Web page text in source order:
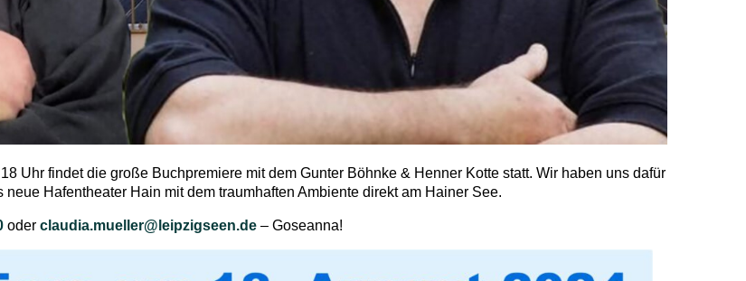
Uhr findet die große Buchpremiere mit dem Gunter Böhnke & Henner Kotte statt. Wir haben uns dafür
Hafentheater Hain mit dem traumhaften Ambiente direkt am Hainer See.
oder claudia.mueller@leipzigseen.de – Goseanna!